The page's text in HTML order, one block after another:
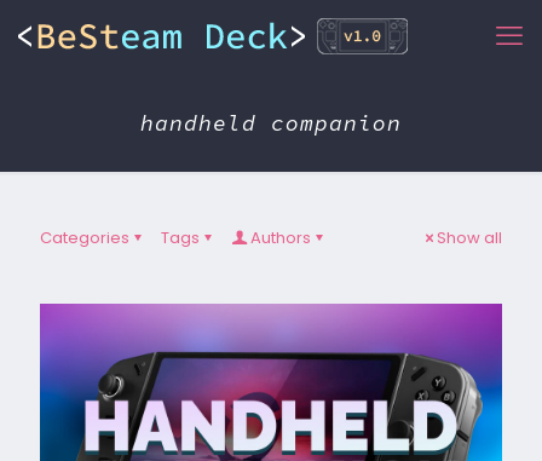
handheld companion
Categories Tags Authors Show all